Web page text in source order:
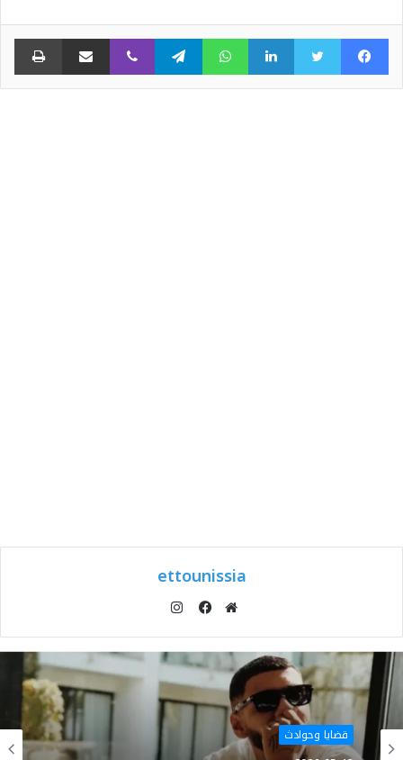
فيسبوك تويتر لينكدإن واتساب تيلقرام ڤايبر مشاركة عبر البريد
ettounissia
الويب
قضايا وحوادث